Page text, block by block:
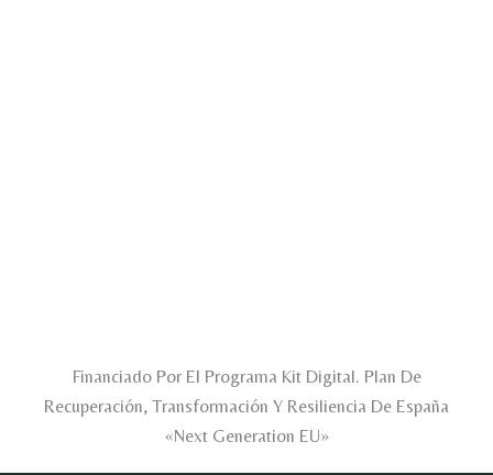
Financiado Por El Programa Kit Digital. Plan De
Recuperación, Transformación Y Resiliencia De España
«Next Generation EU»